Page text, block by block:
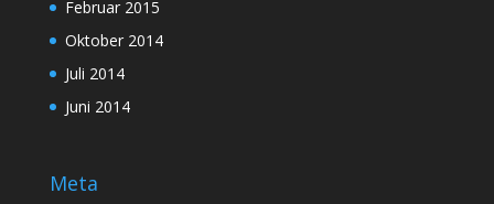
Februar 2015
Oktober 2014
Juli 2014
Juni 2014
Meta